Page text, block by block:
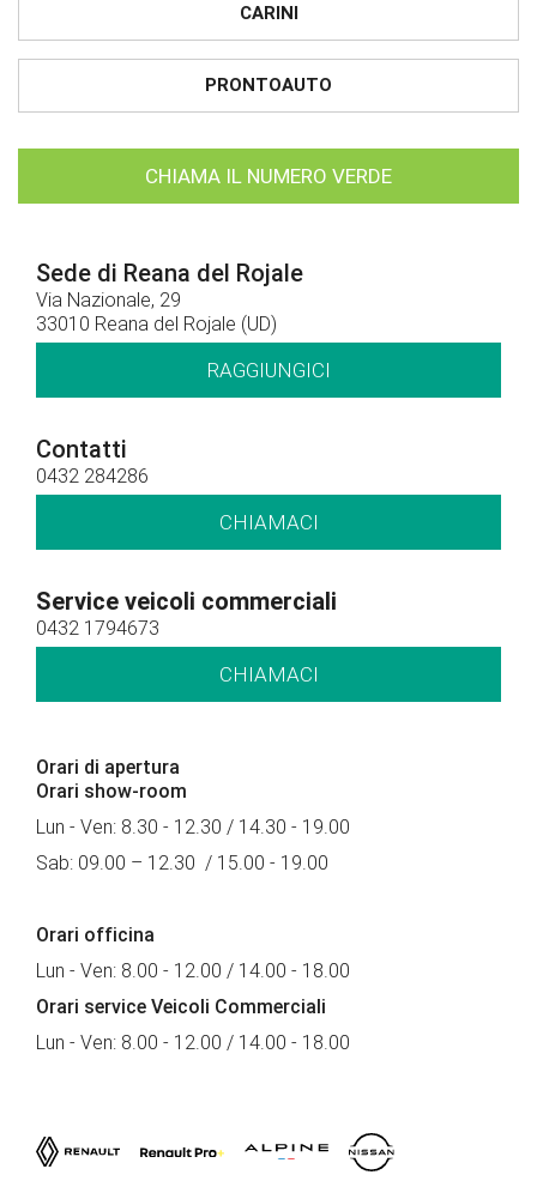
CARINI
PRONTOAUTO
CHIAMA IL NUMERO VERDE
Sede di Reana del Rojale
Via Nazionale, 29
33010 Reana del Rojale (UD)
RAGGIUNGICI
Contatti
0432 284286
CHIAMACI
Service veicoli commerciali
0432 1794673
CHIAMACI
Orari di apertura
Orari show-room
Lun - Ven: 8.30 - 12.30 / 14.30 - 19.00
Sab: 09.00 – 12.30 / 15.00 - 19.00
Orari officina
Lun - Ven: 8.00 - 12.00 / 14.00 - 18.00
Orari service Veicoli Commerciali
Lun - Ven: 8.00 - 12.00 / 14.00 - 18.00